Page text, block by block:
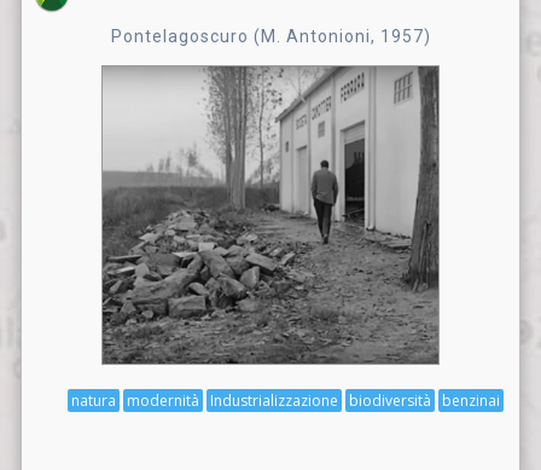
Pontelagoscuro (M. Antonioni, 1957)
benzinai
biodiversità
Industrializzazione
modernità
natura